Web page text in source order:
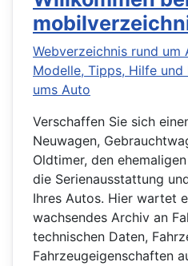
Webverzeichnis rund um
Modelle, Tipps, Hilfe
ums Auto
Verschaffen Sie sich
Neuwagen,
Oldtimer, den
die Serienausstattung
Ihres Autos. Hier wartet
wachsendes Archiv an
technischen Daten,
Fahrzeugeigenschaften